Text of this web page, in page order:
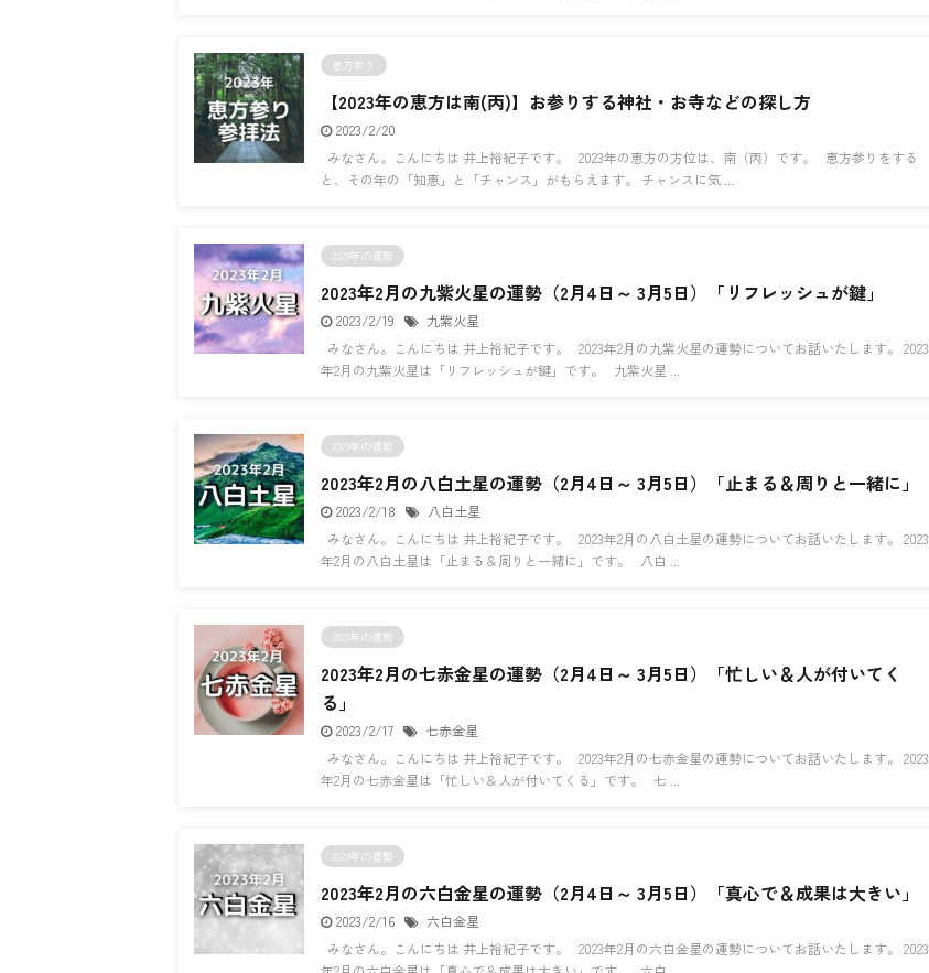
恵方参り
【2023年の恵方は南(丙)】お参りする神社・お寺などの探し方
2023/2/20
みなさん。こんにちは 井上裕紀子です。 2023年の恵方の方位は、南（丙）です。 恵方参りをする
と、その年の「知恵」と「チャンス」がもらえます。 チャンスに気 ...
2023年の運勢
2023年2月の九紫火星の運勢（2月4日～ 3月5日）「リフレッシュが鍵」
2023/2/19
九紫火星
みなさん。こんにちは 井上裕紀子です。 2023年2月の九紫火星の運勢についてお話いたします。 2023
年2月の九紫火星は「リフレッシュが鍵」です。 九紫火星 ...
2023年の運勢
2023年2月の八白土星の運勢（2月4日～ 3月5日）「止まる＆周りと一緒に」
2023/2/18
八白土星
みなさん。こんにちは 井上裕紀子です。 2023年2月の八白土星の運勢についてお話いたします。 2023
年2月の八白土星は「止まる＆周りと一緒に」です。 八白 ...
2023年の運勢
2023年2月の七赤金星の運勢（2月4日～ 3月5日）「忙しい＆人が付いてく
る」
2023/2/17
七赤金星
みなさん。こんにちは 井上裕紀子です。 2023年2月の七赤金星の運勢についてお話いたします。 2023
年2月の七赤金星は「忙しい＆人が付いてくる」です。 七 ...
2023年の運勢
2023年2月の六白金星の運勢（2月4日～ 3月5日）「真心で＆成果は大きい」
2023/2/16
六白金星
みなさん。こんにちは 井上裕紀子です。 2023年2月の六白金星の運勢についてお話いたします。 2023